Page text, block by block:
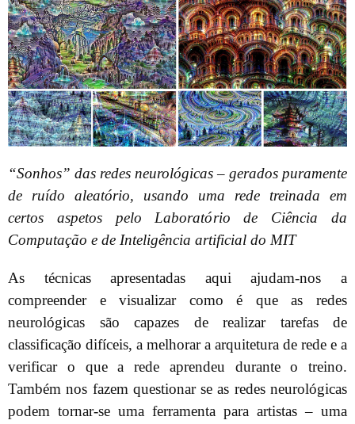
“Sonhos” das redes neurológicas – gerados puramente
de ruído aleatório, usando uma rede treinada em
certos aspetos pelo Laboratório de Ciência da
Computação e de Inteligência artificial do MIT
As técnicas apresentadas aqui ajudam-nos a
compreender e visualizar como é que as redes
neurológicas são capazes de realizar tarefas de
classificação difíceis, a melhorar a arquitetura de rede e a
verificar o que a rede aprendeu durante o treino.
Também nos fazem questionar se as redes neurológicas
podem tornar-se uma ferramenta para artistas – uma